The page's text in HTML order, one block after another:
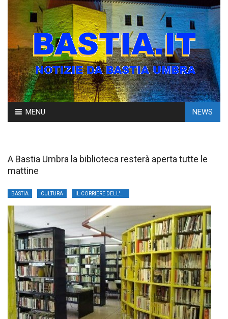
Skip
to
MENU NEWS
A Bastia Umbra la biblioteca resterà aperta tutte le
mattine
BASTIA CULTURA